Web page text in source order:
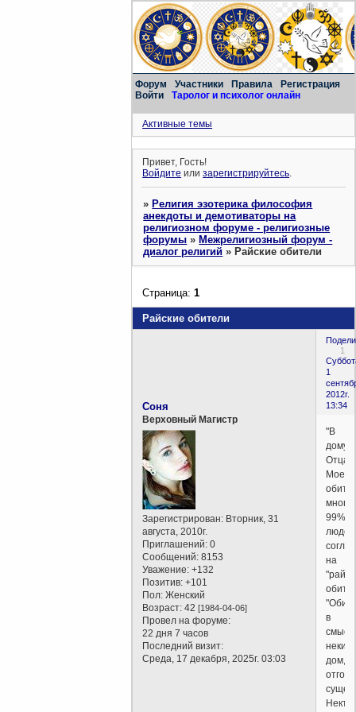
Форум Участники Правила
Регистрация
Войти
Таролог и психолог онлайн
Активные темы
Привет, Гость!
Войдите илизарегистрируйтесь.
»Религия эзотерика философия
анекдоты и демотиваторы на
религиозном форуме - религиозные
форумы »Межрелигиозный форум -
диалог религий »Райские обители
Райские обители
Страница:1
1
1
2012г.
13:34
Соня
Верховный Магистр
Зарегистрирован: Вторник, 31
августа, 2010г.
Приглашений: 0
Сообщений: 8153
Уважение: +132
Позитив: +101
Пол: Женский
Возраст: 42[1984-04-06]
Провел на форуме:
22 дня 7 часов
Последний визит:
Среда, 17 декабря, 2025г. 03:03
"В
дому
Отца
Моего
99%
людей
на
в
некий,
дом,
Некто